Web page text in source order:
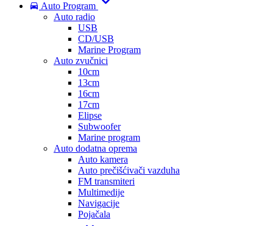
Auto Program
Auto radio
USB
CD/USB
Marine Program
Auto zvučnici
10cm
13cm
16cm
17cm
Elipse
Subwoofer
Marine program
Auto dodatna oprema
Auto kamera
Auto prečišćivači vazduha
FM transmiteri
Multimedije
Navigacije
Pojačala